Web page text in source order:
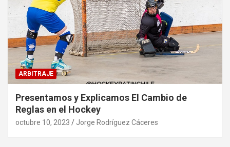
ARBITRAJE
Presentamos y Explicamos El Cambio de
Reglas en el Hockey
octubre 10, 2023 Jorge Rodríguez Cáceres